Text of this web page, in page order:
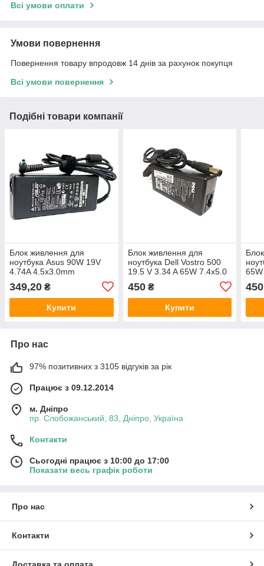
Всі умови оплати
Умови повернення
Повернення товару впродовж 14 днів за рахунок покупця
Всі умови повернення
Подібні товари компанії
Блок живлення для
ноутбука Asus 90W 19V
4.74A 4.5x3.0mm
349,20 ₴
Купити
Блок живлення для
ноутбука Dell Vostro 500
19.5 V 3.34 A 65W 7.4x5.0
450₴
Купити
450
Про нас
97% позитивних з 3105 відгуків за рік
Працює з 09.12.2014
м. Дніпро
пр. Слобожанський, 83, Дніпро, Україна
Контакти
Сьогодні працює з 10:00 до 17:00
Показати весь графік роботи
Про нас
Контакти